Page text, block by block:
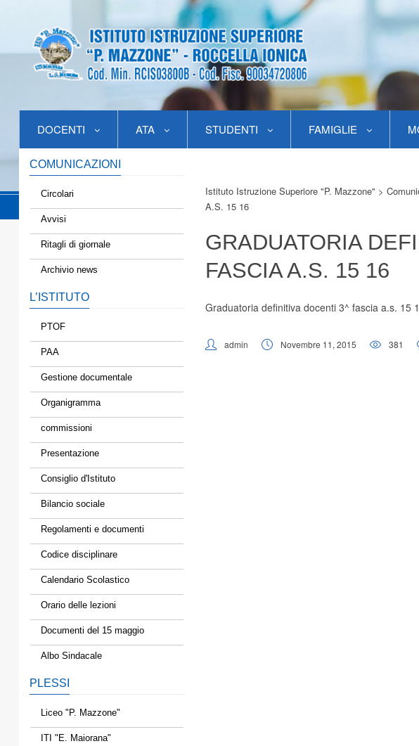
DOCENTI ATA STUDENTI FAMIGLIE
COMUNICAZIONI
Circolari
Avvisi
Ritagli di giornale
Archivio news
L’ISTITUTO
PTOF
PAA
Gestione documentale
Organigramma
commissioni
Presentazione
Consiglio d'Istituto
Bilancio sociale
Regolamenti e documenti
Codice disciplinare
Calendario Scolastico
Orario delle lezioni
Documenti del 15 maggio
Albo Sindacale
PLESSI
Liceo "P. Mazzone"
ITI "E. Maiorana"
Istituto Istruzione Superiore "P. Mazzone" >
A.s. 15 16
GRADUATORIA
FASCIA A.S. 15 16
Graduatoria definitiva docenti 3^ fascia a.s. 15
admin Novembre 11, 2015 381